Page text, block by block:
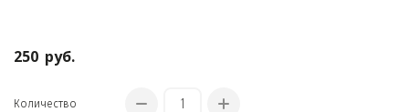
250 руб.
Количество